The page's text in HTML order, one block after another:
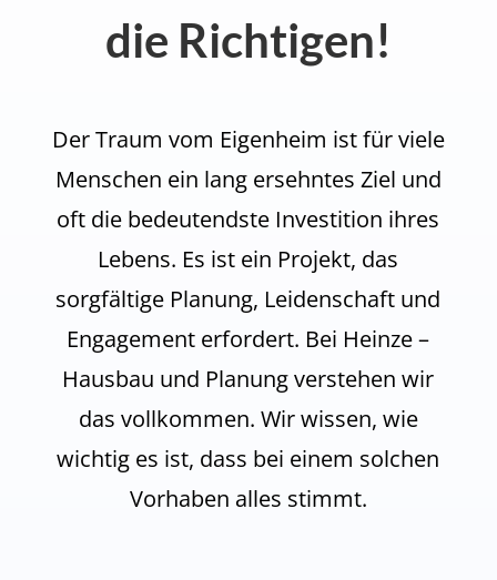
die Richtigen!
Der Traum vom Eigenheim ist für viele
Menschen ein lang ersehntes Ziel und
oft die bedeutendste Investition ihres
Lebens. Es ist ein Projekt, das
sorgfältige Planung, Leidenschaft und
Engagement erfordert. Bei Heinze –
Hausbau und Planung verstehen wir
das vollkommen. Wir wissen, wie
wichtig es ist, dass bei einem solchen
Vorhaben alles stimmt.